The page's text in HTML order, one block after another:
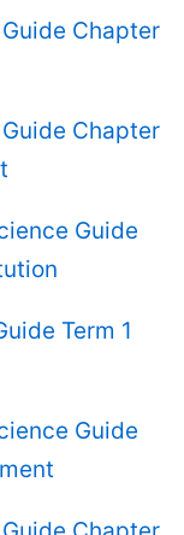
Chapter
Chapter
Guide
Term 1
Guide